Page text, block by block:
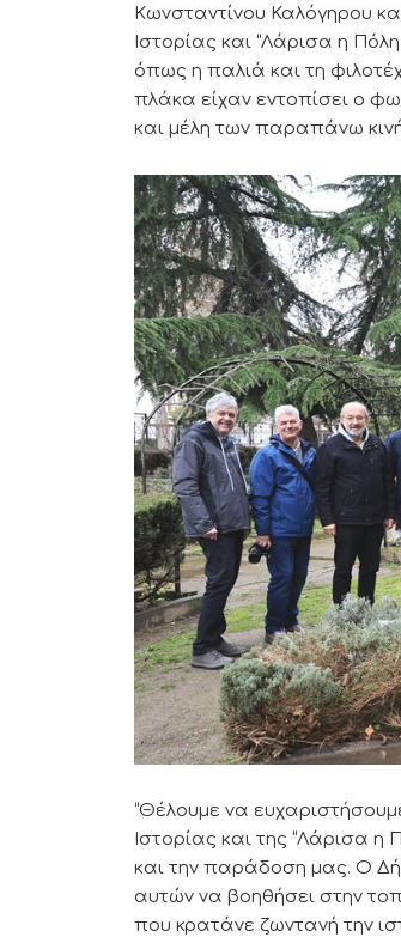
Κωνσταντίνου Καλόγηρου
Ιστορίας και “Λάρισα η
όπως η παλιά και τη
πλάκα είχαν εντοπίσει ο
και μέλη των παραπάνω
“Θέλουμε να
Ιστορίας και της “Λάρισα η
και την παράδοση μας. Ο
αυτών να βοηθήσει στην
που κρατάνε ζωντανή την